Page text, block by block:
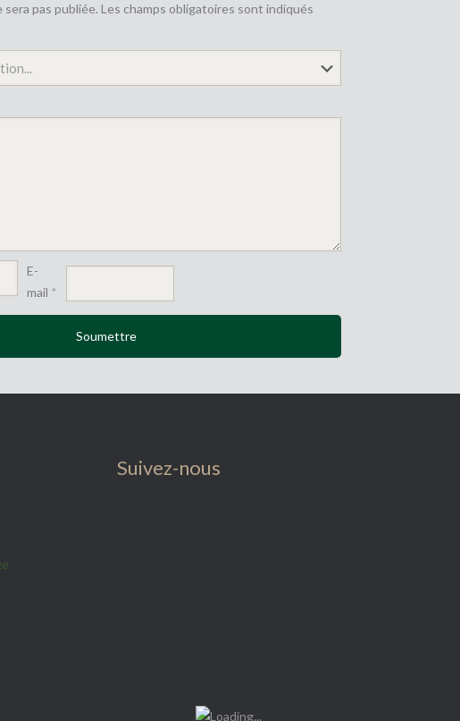
pas publiée. Les champs obligatoires sont indiqués
E-
mail *
Suivez-nous